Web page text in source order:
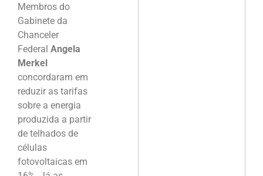
Membros do
Gabinete da
Chanceler
Federal Angela
Merkel
concordaram em
reduzir as tarifas
sobre a energia
produzida a partir
de telhados de
células
fotovoltaicas em